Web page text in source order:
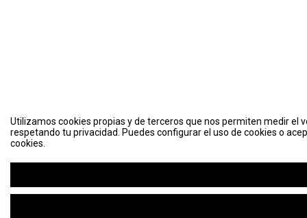
Utilizamos cookies propias y de terceros que nos permiten medir el
respetando tu privacidad. Puedes configurar el uso de cookies o
cookies.